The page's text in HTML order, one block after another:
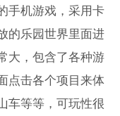
手机游戏，采用卡
的乐园世界里面进
大，包含了各种游
点击各个项目来体
车等等，可玩性很